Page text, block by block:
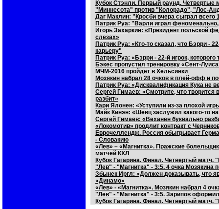
Кубок Стэнли. Первый раунд. Четвертые
"Миннесота" против "Колорадо", "Лос-
Даг Маклин: "Кросби вчера сыграл всего
Патрик Руа: "Варли играл
Игорь Захаркин: «Президент польской
слезах»
Патрик Руа: «Кто-то сказал, что Бэрри -
карьеру"
Патрик Руа: «Бэрри - 22-й игрок,
Бэкес пропустил тренировку «Сент-
МЧМ-2016 пройдет в Хельсинки
Мозякин набрал 28 очков в плей-офф и
Патрик Руа: «Дисквалификация Кука не
Сергей Гимаев: «Смотрите, что творится
разбит»
Кари Ялонен: «Уступили из-за плохой
Майк Кинэн: «Шевц заслужил какого-то
Сергей Гимаев: «Веханен буквально
«Локомотив» продлит контракт с
Еврочеллендж. Россия обыгрывает
- Словакию
«Лев» – «Магнитка». Пражские
матчей КХЛ
Кубок Гагарина. Финал. Четвертый матч.
"Лев" - "Магнитка" - 3:5. 4 очка Мозякина
Збынек Иргл: «Должен доказывать, что
«Динамо»
«Лев» - «Магнитка». Мозякин набрал 4
"Лев" - "Магнитка" - 3:5. Зарипов
Кубок Гагарина. Финал. Четвертый матч.